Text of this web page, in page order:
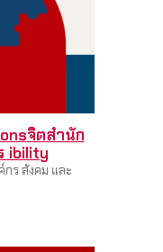
จิตสำนัก
ibility
กร สังคม และ